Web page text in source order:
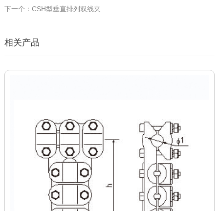
下一个：CSH型垂直排列双线夹
相关产品